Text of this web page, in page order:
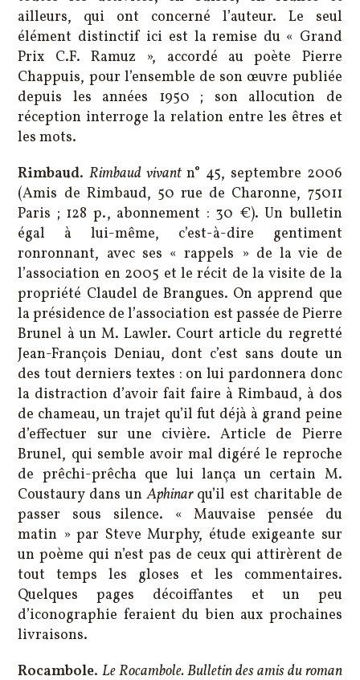
ailleurs, qui ont concerné l’auteur. Le seul
élément distinctif ici est la remise du « Grand
Prix C.F. Ramuz », accordé au poète Pierre
Chappuis, pour l’ensemble de son œuvre publiée
depuis les années 1950 ; son allocution de
réception interroge la relation entre les êtres et
les mots.
Rimbaud.Rimbaud vivantn° 45, septembre 2006
(Amis de Rimbaud, 50 rue de Charonne, 75011
Paris ; 128 p., abonnement : 30 €). Un bulletin
égal à lui-même, c’est-à-dire gentiment
ronronnant, avec ses « rappels » de la vie de
l’association en 2005 et le récit de la visite de la
propriété Claudel de Brangues. On apprend que
la présidence de l’association est passée de Pierre
Brunel à un M. Lawler. Court article du regretté
Jean-François Deniau, dont c’est sans doute un
des tout derniers textes : on lui pardonnera donc
la distraction d’avoir fait faire à Rimbaud, à dos
de chameau, un trajet qu’il fut déjà à grand peine
d’effectuer sur une civière. Article de Pierre
Brunel, qui semble avoir mal digéré le reproche
de prêchi-prêcha que lui lança un certain M.
Coustaury dans unAphinar qu’il est charitable de
passer sous silence. « Mauvaise pensée du
matin » par Steve Murphy, étude exigeante sur
un poème qui n’est pas de ceux qui attirèrent de
tout temps les gloses et les commentaires.
Quelques pages décoiffantes et un peu
d’iconographie feraient du bien aux prochaines
livraisons.
Rocambole.Le Rocambole. Bulletin des amis du roman